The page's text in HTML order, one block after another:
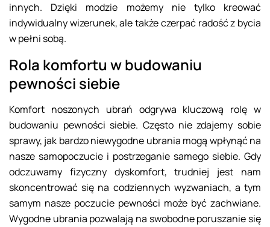
innych. Dzięki modzie możemy nie tylko kreować
indywidualny wizerunek, ale także czerpać radość z bycia
w pełni sobą.
Rola komfortu w budowaniu
pewności siebie
Komfort noszonych ubrań odgrywa kluczową rolę w
budowaniu pewności siebie. Często nie zdajemy sobie
sprawy, jak bardzo niewygodne ubrania mogą wpłynąć na
nasze samopoczucie i postrzeganie samego siebie. Gdy
odczuwamy fizyczny dyskomfort, trudniej jest nam
skoncentrować się na codziennych wyzwaniach, a tym
samym nasze poczucie pewności może być zachwiane.
Wygodne ubrania pozwalają na swobodne poruszanie się